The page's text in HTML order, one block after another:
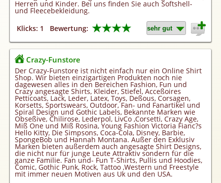
Linkaufbau
Sonderangebot
Herren und Kinder. Bei uns finden Sie auch Softshell-
und Fleecebekleidung.
Klicks: 1
Bewertung: ★★★★
Crazy-Funstore
Der Crazy-Funstore ist nicht einfach nur ein Online Shirt
Shop. Wir bieten einzigartigen Produkten noch nie
dagewesen alles in den Bereichen Fashion, Fun und
Crazy angesagte Shirts, Kleider, Stiefel, Acceßoires
Petticoats, Lack, Leder, Latex, Toys, Deßous, Corsagen,
Korsetts, Sportswears, Outdoor, Fan- und Fanartikel und
Spiral Design und Gothic Labels, Bekannte Marken wie
Obseßive, Chilirose, Lederpol, LivCo ,Corsetti, Crazy Age,
Miß One und Miß Rosina, Young Fashion Victoria Fianc?s
Hello Kitty, Die Simpsons, Coca-Cola, Disney, Barbie,
SpongeBob und Hannah Montana. Außer den Exklusiv
Marken bieten außerdem auch angesagte Shirt Designs,
die nicht nur für junge Leute Attraktiv sondern für die
ganze Familie. Fan und- Fun T-Shirts, Pullis und Hoodies,
Comic, Gothic Punk, Rock, Tattoo ,Western und Freestyle
mit immer neuen Motiven aus Uk und den USA.